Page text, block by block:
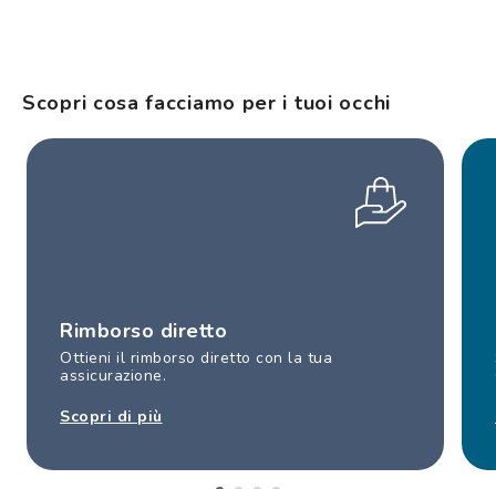
Scopri cosa facciamo per i tuoi occhi
Rimborso diretto
Ottieni il rimborso diretto con la tua
assicurazione.
Scopri di più